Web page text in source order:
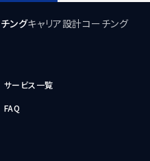
ングキャリア設計コーチング
サービス一覧
FAQ